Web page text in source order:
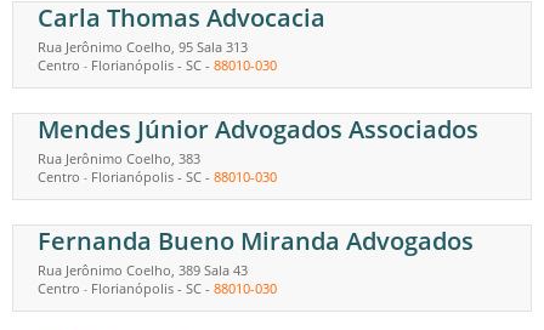
Carla Thomas Advocacia
Rua Jerônimo Coelho, 95 Sala 313
Centro - Florianópolis - SC - 88010-030
Mendes Júnior Advogados Associados
Rua Jerônimo Coelho, 383
Centro - Florianópolis - SC - 88010-030
Fernanda Bueno Miranda Advogados
Rua Jerônimo Coelho, 389 Sala 43
Centro - Florianópolis - SC - 88010-030